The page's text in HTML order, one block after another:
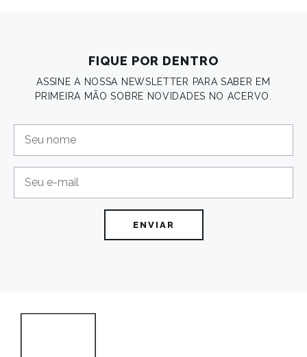
FIQUE POR DENTRO
ASSINE A NOSSA NEWSLETTER PARA SABER EM
PRIMEIRA MÃO SOBRE NOVIDADES NO ACERVO.